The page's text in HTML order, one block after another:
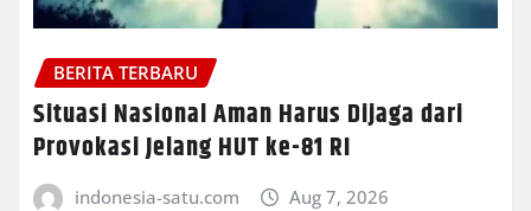
BERITA TERBARU
Situasi Nasional Aman Harus Dijaga dari
Provokasi Jelang HUT ke-81 RI
indonesia-satu.com Aug 7, 2026